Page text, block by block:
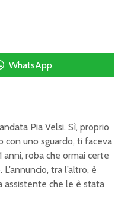
WhatsApp
Pia Velsi. Sì, proprio
con uno sguardo, ti faceva
anni, roba che ormai certe
tra l’altro, è
assistente che le è stata